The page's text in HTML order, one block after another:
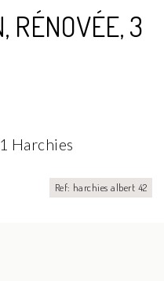
RÉNOVÉE, 3
Harchies
Ref: harchies albert 42